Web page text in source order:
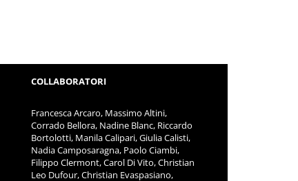
COLLABORATORI
Francesca Arcaro, Massimo Altini,
Corrado Bellora, Nadine Blanc, Riccardo
Bortolotti, Manila Calipari, Giulia Calisti,
Nadia Camposaragna, Paolo Ciambi,
Filippo Clermont, Carol Di Vito, Christian
Leo Dufour, Christian Evaspasiano,